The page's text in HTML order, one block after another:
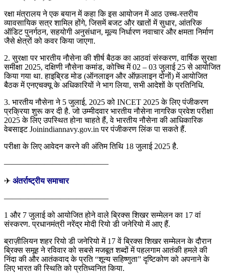
रक्षा मंत्रालय ने एक बयान में कहा कि इस आयोजन में आठ उच्च-स्तरीय
व्यावसायिक सत्र शामिल होंगे, जिसमें बजट और खातों में सुधार, आंतरिक
ऑडिट पुनर्गठन, सहयोगी अनुसंधान, मूल्य निर्धारण नवाचार और क्षमता निर्माण
जैसे क्षेत्रों को कवर किया जाएगा.
2. सुरक्षा पर भारतीय नौसेना की शीर्ष बैठक का आठवां संस्करण, वार्षिक सुरक्षा
समीक्षा 2025, दक्षिणी नौसेना कमांड, कोच्चि में 02 – 03 जुलाई 25 से आयोजित
किया गया था. हाइब्रिड मोड (ऑनलाइन और ऑफ़लाइन दोनों) में आयोजित
बैठक में एनएचक्यू के अधिकारियों ने भाग लिया, सभी आदेशों के प्रतिनिधि.
3. भारतीय नौसेना ने 5 जुलाई, 2025 को INCET 2025 के लिए पंजीकरण
प्रक्रिया शुरू कर दी है. जो उम्मीदवार भारतीय नौसेना नागरिक प्रवेश परीक्षा
2025 के लिए उपस्थित होना चाहते हैं, वे भारतीय नौसेना की आधिकारिक
वेबसाइट Joinindiannavy.gov.in पर पंजीकरण लिंक पा सकते हैं.
परीक्षा के लिए आवेदन करने की अंतिम तिथि 18 जुलाई 2025 है.
—————————————
✈ अंतर्राष्ट्रीय समाचार
—————————————
1 और 7 जुलाई को आयोजित होने वाले ब्रिक्स शिखर सम्मेलन का 17 वां
संस्करण. प्रधानमंत्री नरेंद्र मोदी रियो डी जनेरियो में आए हैं.
ब्राज़ीलियन शहर रियो डी जनेरियो में 17 वें ब्रिक्स शिखर सम्मेलन के दौरान
ब्रिक्स समूह ने रविवार को सबसे मजबूत शब्दों में पहलगाम आतंकी हमले की
निंदा की और आतंकवाद के प्रति “शून्य सहिष्णुता” दृष्टिकोण को अपनाने के
लिए भारत की स्थिति को प्रतिध्वनित किया.